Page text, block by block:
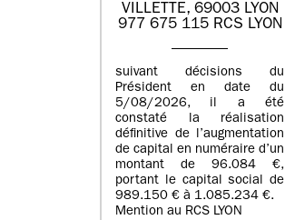
VILLETTE, 69003 LYON
977 675 115 RCS LYON
suivant décisions du
Président en date du
5/08/2026, il a été
constaté la réalisation
définitive de l’augmentation
de capital en numéraire d’un
montant de 96.084 €,
portant le capital social de
989.150 € à 1.085.234 €.
Mention au RCS LYON